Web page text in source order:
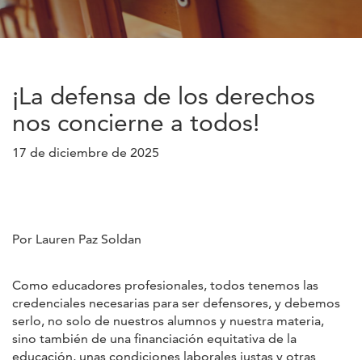
¡La defensa de los derechos
nos concierne a todos!
17 de diciembre de 2025
Por Lauren Paz Soldan
Como educadores profesionales, todos tenemos las
credenciales necesarias para ser defensores, y debemos
serlo, no solo de nuestros alumnos y nuestra materia,
sino también de una financiación equitativa de la
educación, unas condiciones laborales justas y otras